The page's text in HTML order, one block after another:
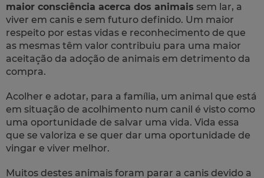
maior consciência acerca dos animais sem lar, a
viver em canis e sem futuro definido. Um maior
respeito por estas vidas e reconhecimento de que
as mesmas têm valor contribuiu para uma maior
aceitação da adoção de animais em detrimento da
compra.
Acolher e adotar, para a família, um animal que está
em situação de acolhimento num canil é visto como
uma oportunidade de salvar uma vida. Vida essa
que se valoriza e se quer dar uma oportunidade de
vingar e viver melhor.
Muitos destes animais foram parar a canis devido a